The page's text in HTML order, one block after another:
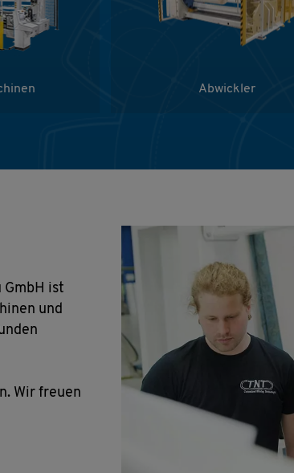
Abwickler
GmbH ist
und
Wir freuen